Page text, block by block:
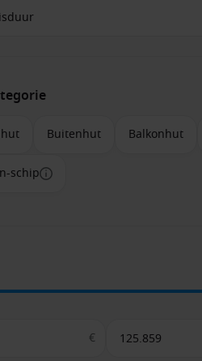
Buitenhut Balkonhut
schip
€